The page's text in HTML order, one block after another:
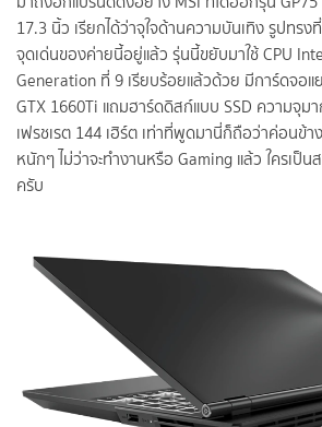
17.3 นิ้ว เรียกได้ว่าจุใจด้านความบันเทิง รูปทรง
จุดเด่นของค่ายนี้อยู่แล้ว รุ่นนี้ขยับมาใช้ CPU
Generation ที่ 9 เรียบร้อยแล้วด้วย มีการ์ดจอแ
GTX 1660Ti แถมฮาร์ดดิสก์แบบ SSD ความจุม
เฟรชเรต 144 เฮิร์ต เท่าที่พูดมานี่ก็ถือว่าค่อนข้า
หนักๆ ไม่ว่าจะทำงานหรือ Gaming แล้ว ใครเป็น
ครับ